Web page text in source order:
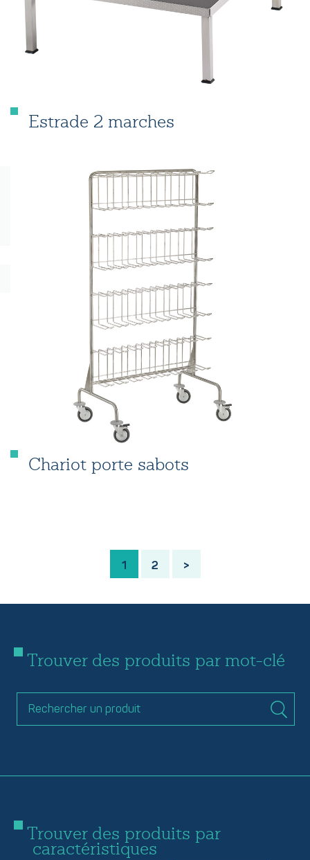
Estrade 2 marches
Chariot porte sabots
1 2 >
Trouver des produits par mot-clé
Trouver des produits par
caractéristiques